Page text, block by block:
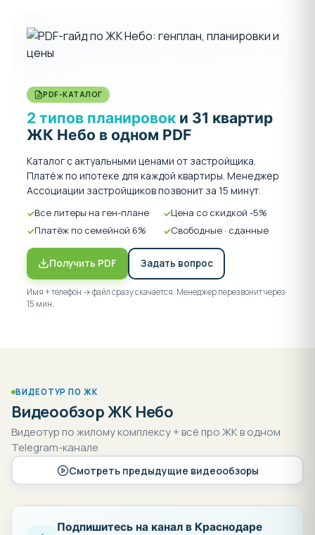
Литер 5 - Ввод в эксплуатацию I квартал 2025
Литер 7 - Введен в эксплуатацию
Литер 8 - Введен в эксплуатацию
Строительство ведётся в соответствии с
Федеральным законом №214 с использованием
эскроу-счетов.
Более подробную информацию о жилом комплексе
Небо узнавайте в отделе продаж Ассоциации
застройщиков по телефону 8-800-550-23-93.
Все цены, планировки и остатки квартир в жилом
УЗНАВАЙТЕ У МЕНЕДЖЕРОВ АССОЦИАЦИИ
ЗАСТРОЙЩИКОВ.
PDF-КАТАЛОГ
2 типов планировок и 31 квартир
ЖК Небо в одном PDF
Каталог с актуальными ценами от застройщика.
Платёж по ипотеке для каждой квартиры. Менеджер
Ассоциации застройщиков позвонит за 15 минут.
Все литеры на ген-плане
Цена со скидкой -5%
Платёж по семейной 6%
Свободные · сданные
Получить PDF Задать вопрос
Имя + телефон → файл сразу скачается. Менеджер перезвонит через
15 мин.
ВИДЕОТУР ПО ЖК
Видеообзор ЖК Небо
Видеотур по жилому комплексу + всё про ЖК в одном
Telegram-канале
Смотреть предыдущие видеообзоры
Подпишитесь на канал в Краснодаре